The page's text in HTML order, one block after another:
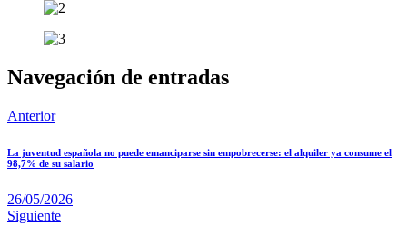
Navegación de entradas
Anterior
La juventud española no puede emanciparse sin empobrecerse: el alquiler ya consume el
98,7% de su salario
26/05/2026
Siguiente